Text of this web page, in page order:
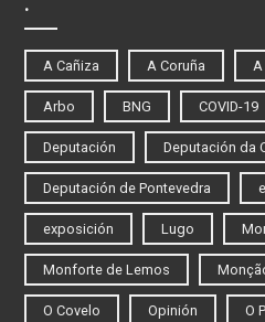
A Cañiza A Coruña
Arbo BNG COVID-19
Deputación Deputación da
Deputación de Pontevedra
exposición Lugo
Monforte de Lemos
O Covelo Opinión O